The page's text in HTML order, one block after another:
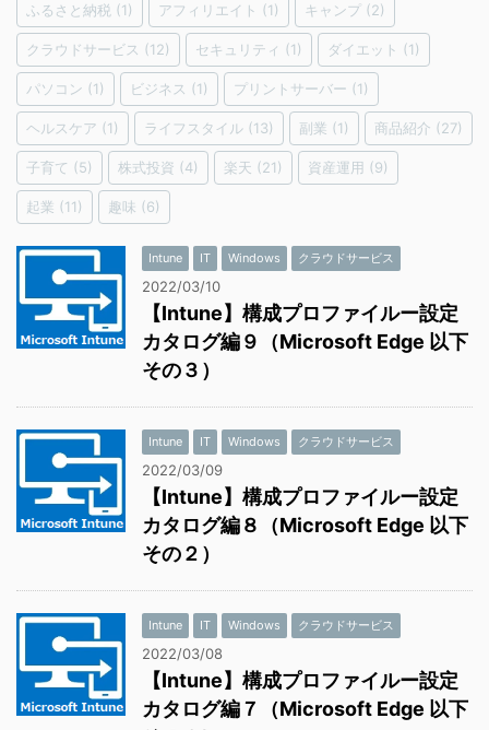
ふるさと納税 (1) アフィリエイト (1) キャンプ (2)
クラウドサービス (12) セキュリティ (1) ダイエット (1)
パソコン (1) ビジネス (1) プリントサーバー (1)
ヘルスケア (1) ライフスタイル (13) 副業 (1) 商品紹介 (27)
子育て (5) 株式投資 (4) 楽天 (21) 資産運用 (9)
起業 (11) 趣味 (6)
Intune IT Windows クラウドサービス
2022/03/10
【Intune】構成プロファイルー設定
カタログ編９（Microsoft Edge 以下
その３）
Intune IT Windows クラウドサービス
2022/03/09
【Intune】構成プロファイルー設定
カタログ編８（Microsoft Edge 以下
その２）
Intune IT Windows クラウドサービス
2022/03/08
【Intune】構成プロファイルー設定
カタログ編７（Microsoft Edge 以下